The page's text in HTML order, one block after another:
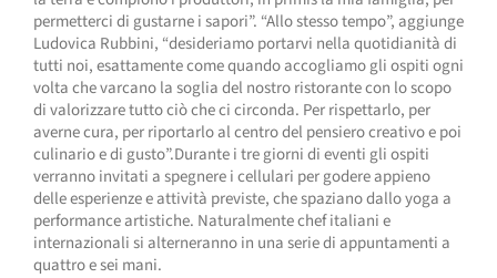
permetterci di gustarne i sapori”. “Allo stesso tempo”, aggiunge
Ludovica Rubbini, “desideriamo portarvi nella quotidianità di
tutti noi, esattamente come quando accogliamo gli ospiti ogni
volta che varcano la soglia del nostro ristorante con lo scopo
di valorizzare tutto ciò che ci circonda. Per rispettarlo, per
averne cura, per riportarlo al centro del pensiero creativo e poi
culinario e di gusto”.Durante i tre giorni di eventi gli ospiti
verranno invitati a spegnere i cellulari per godere appieno
delle esperienze e attività previste, che spaziano dallo yoga a
performance artistiche. Naturalmente chef italiani e
internazionali si alterneranno in una serie di appuntamenti a
quattro e sei mani.